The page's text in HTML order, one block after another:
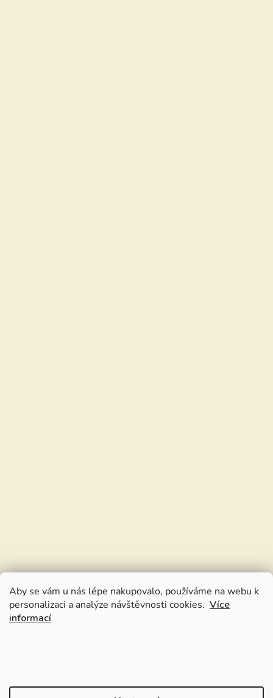
Aby se vám u nás lépe nakupovalo, používáme na webu k
personalizaci a analýze návštěvnosti cookies. Více
informací